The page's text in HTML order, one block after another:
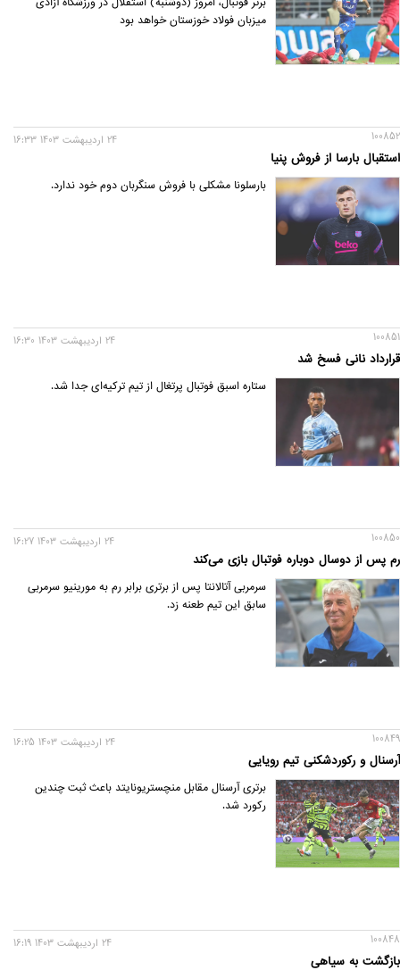
میزبان فولاد خوزستان خواهد بود
100852
استقبال بارسا از فروش پنیا
24 ارديبهشت 1403 16:33
بارسلونا مشکلی با فروش سنگربان دوم خود ندارد.
100851
قرارداد نانی فسخ شد
24 ارديبهشت 1403 16:30
ستاره اسبق فوتبال پرتغال از تیم ترکیه‌ای جدا شد.
100850
رم پس از دو‌سال دوباره فوتبال بازی می‌کند
24 ارديبهشت 1403 16:27
سرمربی آتالانتا پس از برتری برابر رم به مورینیو سرمربی
سابق این تیم طعنه زد.
100849
آرسنال و رکوردشکنی تیم رویایی
24 ارديبهشت 1403 16:25
برتری آرسنال مقابل منچستریونایتد باعث ثبت چندین
رکورد شد.
100848
بازگشت به سیاهی
24 ارديبهشت 1403 16:19